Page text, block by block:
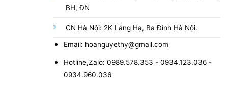
BH, ĐN
CN Hà Nội: 2K Láng Hạ, Ba Đình Hà Nội.
Email: hoanguyethy@gmail.com
Hotline,Zalo: 0989.578.353 - 0934.123.036 -
0934.960.036